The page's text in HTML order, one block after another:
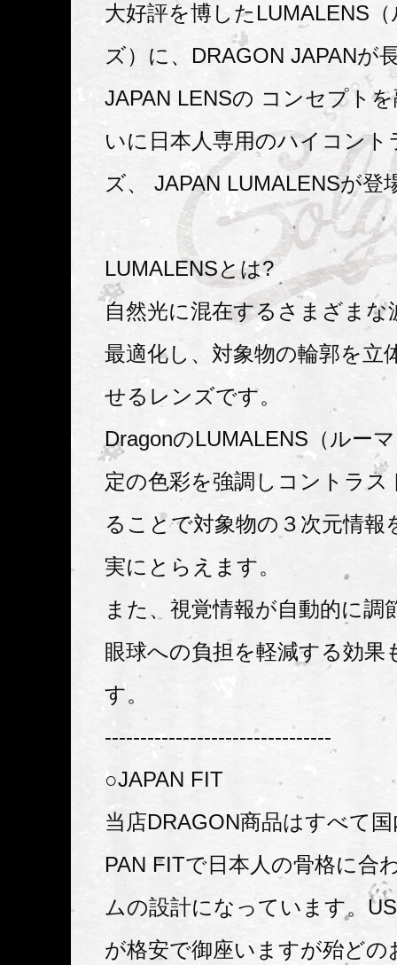
大好評を博したLUMALENS
ズ）に、DRAGON JAPANが
JAPAN LENSの コンセプト
いに日本人専用のハイコント
ズ、 JAPAN LUMALENSが登
LUMALENSとは?
自然光に混在するさまざまな
最適化し、対象物の輪郭を立
せるレンズです。
DragonのLUMALENS（ルー
定の色彩を強調しコントラス
ることで対象物の３次元情報
実にとらえます。
また、視覚情報が自動的に調
眼球への負担を軽減する効果
す。
--------------------------------
○JAPAN FIT
当店DRAGON商品はすべて
PAN FITで日本人の骨格に合
ムの設計になっています。
が格安で御座いますが殆どの